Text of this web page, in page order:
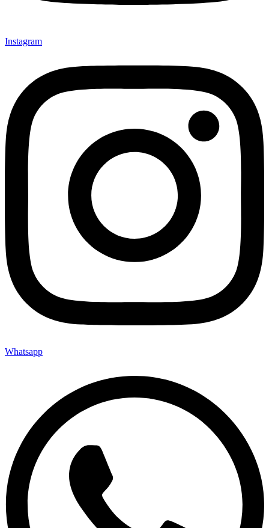
Instagram
Whatsapp